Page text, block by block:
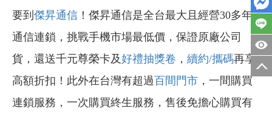
要到 傑昇通信 ！傑昇通信是全台最大且經營30多年
通信連鎖，挑戰手機市場最低價，保證原廠公司
貨，還送千元尊榮卡及好禮抽獎卷 ， 續約/攜碼再享
高額折扣！此外在台灣有超過百間門市 ，一間購買
連鎖服務，一次購買終生服務，售後免擔心購買有